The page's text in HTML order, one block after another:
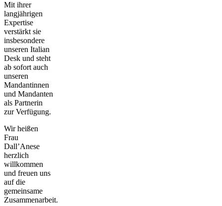
Mit ihrer
langjährigen
Expertise
verstärkt sie
insbesondere
unseren Italian
Desk und steht
ab sofort auch
unseren
Mandantinnen
und Mandanten
als Partnerin
zur Verfügung.
Wir heißen
Frau
Dall’Anese
herzlich
willkommen
und freuen uns
auf die
gemeinsame
Zusammenarbeit.